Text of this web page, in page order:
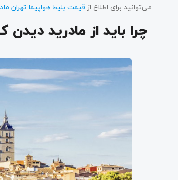
می‌توانید برای اطلاع ازقیمت بلیط هواپیما تهران
چرا باید از مادرید دیدن